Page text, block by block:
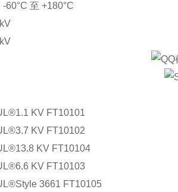
60°C 至 +180°C
KV FT10101
KV FT10102
KV FT10104
KV FT10103
3661 FT10105